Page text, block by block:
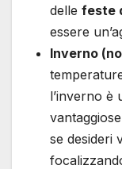
delle feste
essere
Inverno
l’inverno
se desideri